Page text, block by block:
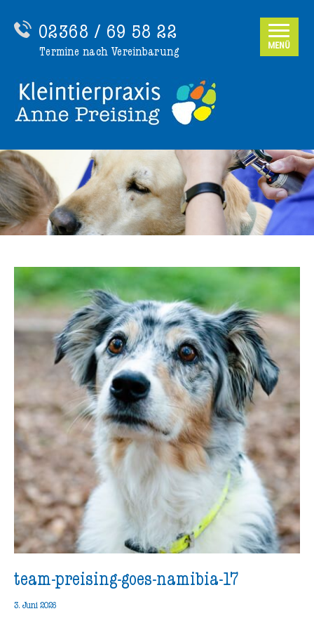
02368 / 69 58 22
Termine nach Vereinbarung
team-preising-goes-namibia-17
3. Juni 2026
MENÜ